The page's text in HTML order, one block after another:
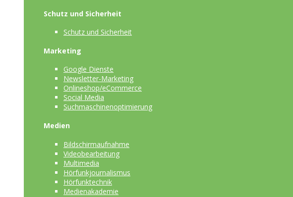
Schutz und Sicherheit
Schutz und Sicherheit
Marketing
Google Dienste
Newsletter-Marketing
Onlineshop/eCommerce
Social Media
Suchmaschinenoptimierung
Medien
Bildschirmaufnahme
Videobearbeitung
Multimedia
Hörfunkjournalismus
Hörfunktechnik
Medienakademie